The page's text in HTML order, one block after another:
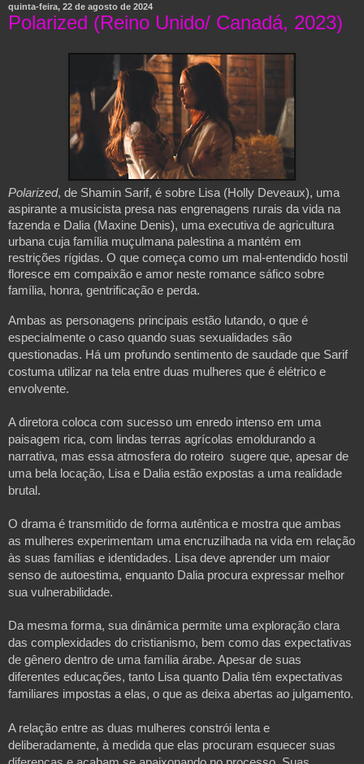
quinta-feira, 22 de agosto de 2024
Polarized (Reino Unido/ Canadá, 2023)
Polarized, de Shamin Sarif, é sobre Lisa (Holly Deveaux), uma
aspirante a musicista presa nas engrenagens rurais da vida na
fazenda e Dalia (Maxine Denis), uma executiva de agricultura
urbana cuja família muçulmana palestina a mantém em
restrições rígidas. O que começa como um mal-entendido hostil
floresce em compaixão e amor neste romance sáfico sobre
família, honra, gentrificação e perda.
Ambas as personagens principais estão lutando, o que é
especialmente o caso quando suas sexualidades são
questionadas. Há um profundo sentimento de saudade que Sarif
costuma utilizar na tela entre duas mulheres que é elétrico e
envolvente.
A diretora coloca com sucesso um enredo intenso em uma
paisagem rica, com lindas terras agrícolas emoldurando a
narrativa, mas essa atmosfera do roteiro sugere que, apesar de
uma bela locação, Lisa e Dalia estão expostas a uma realidade
brutal.
O drama é transmitido de forma autêntica e mostra que ambas
as mulheres experimentam uma encruzilhada na vida em relação
às suas famílias e identidades. Lisa deve aprender um maior
senso de autoestima, enquanto Dalia procura expressar melhor
sua vulnerabilidade.
Da mesma forma, sua dinâmica permite uma exploração clara
das complexidades do cristianismo, bem como das expectativas
de gênero dentro de uma família árabe. Apesar de suas
diferentes educações, tanto Lisa quanto Dalia têm expectativas
familiares impostas a elas, o que as deixa abertas ao julgamento.
A relação entre as duas mulheres constrói lenta e
deliberadamente, à medida que elas procuram esquecer suas